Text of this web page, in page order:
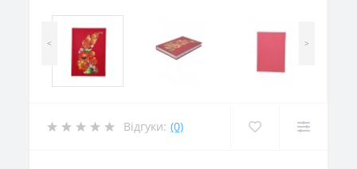
< >
Відгуки: (0)